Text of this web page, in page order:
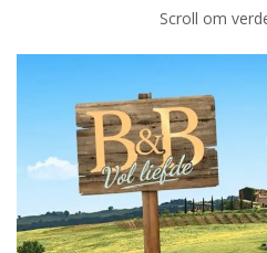
Scroll om